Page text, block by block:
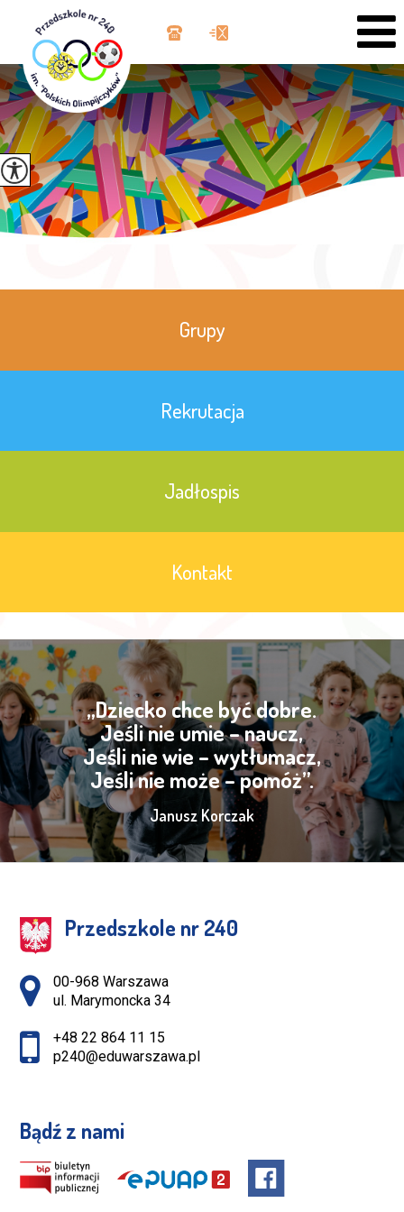
Grupy
Rekrutacja
Jadłospis
Kontakt
„Dziecko chce być dobre.
Jeśli nie umie – naucz,
Jeśli nie wie – wytłumacz,
Jeśli nie może – pomóż”.
Janusz Korczak
Przedszkole nr 240
Adres pocztowy:
00-968 Warszawa
ul. Marymoncka 34
+48 22 864 11 15
p240@eduwarszawa.pl
Bądź z nami